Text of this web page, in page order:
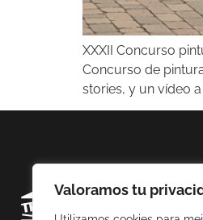
Valoramos tu
XXXII Concurso
Concurso de
stories, y un vídeo a